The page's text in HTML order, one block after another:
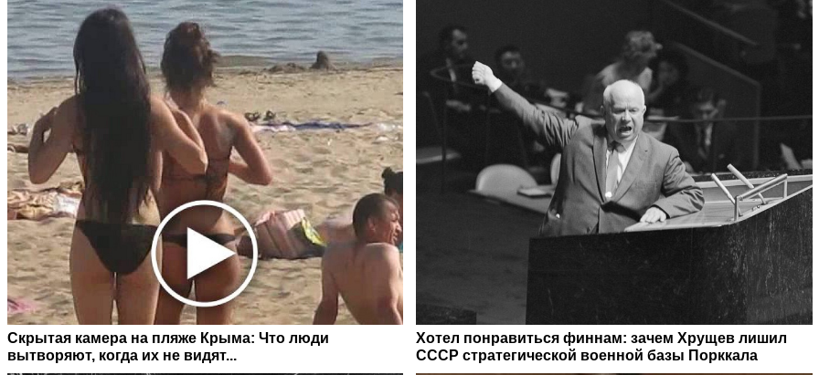
Скрытая камера на пляже Крыма: Что люди
вытворяют, когда их не видят...
Хотел понравиться финнам: зачем Хрущев лишил
СССР стратегической военной базы Порккала